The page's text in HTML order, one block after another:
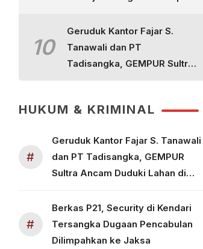
Tuntaskan Perkara
10
Geruduk Kantor Fajar S.
Tanawali dan PT
Tadisangka, GEMPUR Sultra
HUKUM & KRIMINAL
#
Geruduk Kantor Fajar S. Tanawali
dan PT Tadisangka, GEMPUR
Sultra Ancam Duduki Lahan di
#
Berkas P21, Security di Kendari
Tersangka Dugaan Pencabulan
Dilimpahkan ke Jaksa